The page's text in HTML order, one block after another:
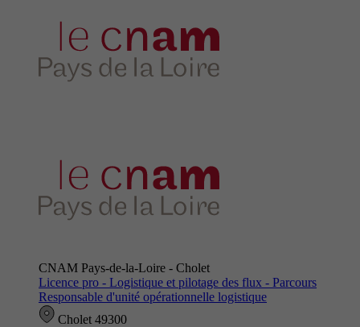
CNAM Pays-de-la-Loire - Cholet
Licence pro - Logistique et pilotage des flux - Parcours
Responsable d'unité opérationnelle logistique
Cholet 49300